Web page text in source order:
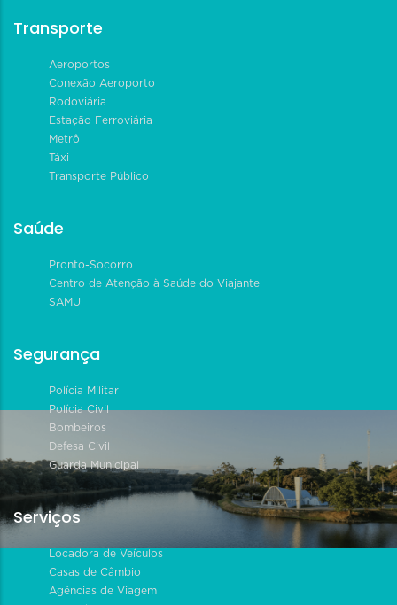
Transporte
Aeroportos
Conexão Aeroporto
Rodoviária
Estação Ferroviária
Metrô
Táxi
Transporte Público
Saúde
Pronto-Socorro
Centro de Atenção à Saúde do Viajante
SAMU
Segurança
Polícia Militar
Polícia Civil
Bombeiros
Defesa Civil
Guarda Municipal
Serviços
Locadora de Veículos
Casas de Câmbio
Agências de Viagem